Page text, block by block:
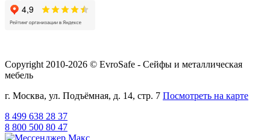
Copyright 2010-2026 © EvroSafe - Сейфы и металлическая
мебель
г. Москва, ул. Подъёмная, д. 14, стр. 7 Посмотреть на карте
8 499 638 28 37
8 800 500 80 47